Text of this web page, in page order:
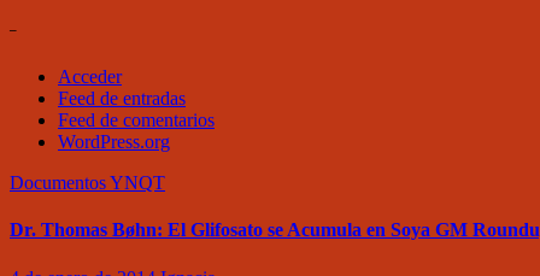
–
Acceder
Feed de entradas
Feed de comentarios
WordPress.org
DocumentosYNQT
Dr. Thomas Bøhn: El Glifosato se Acumula en Soya GM